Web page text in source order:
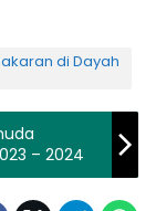
di Dayah
– 2024